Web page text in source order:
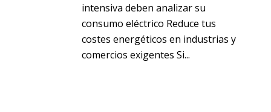
intensiva deben analizar su
consumo eléctrico Reduce tus
costes energéticos en industrias y
comercios exigentes Si...